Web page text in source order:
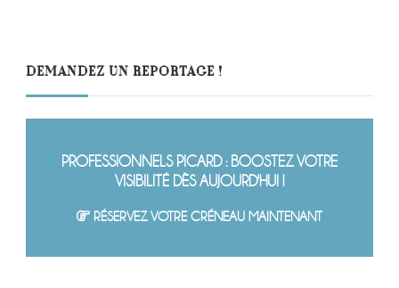
DEMANDEZ UN REPORTAGE !
PROFESSIONNELS PICARD : BOOSTEZ VOTRE
VISIBILITÉ DÈS AUJOURD'HUI !
RÉSERVEZ VOTRE CRÉNEAU MAINTENANT